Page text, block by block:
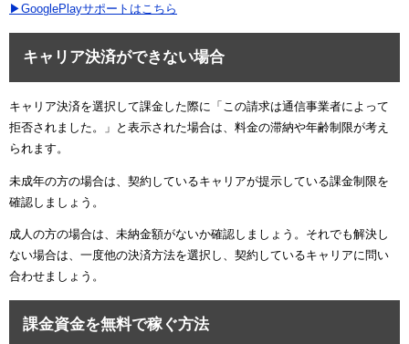
▶GooglePlayサポートはこちら
キャリア決済ができない場合
キャリア決済を選択して課金した際に「この請求は通信事業者によって
拒否されました。」と表示された場合は、料金の滞納や年齢制限が考え
られます。
未成年の方の場合は、契約しているキャリアが提示している課金制限を
確認しましょう。
成人の方の場合は、未納金額がないか確認しましょう。それでも解決し
ない場合は、一度他の決済方法を選択し、契約しているキャリアに問い
合わせましょう。
課金資金を無料で稼ぐ方法